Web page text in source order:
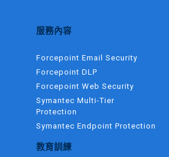
服務內容
Forcepoint Email Security
Forcepoint DLP
Forcepoint Web Security
Symantec Multi-Tier
Protection
Symantec Endpoint Protection
教育訓練